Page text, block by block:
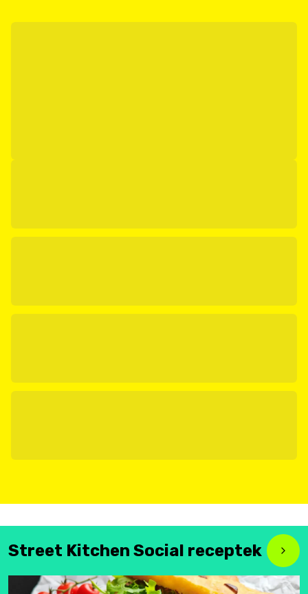
Street Kitchen Social receptek